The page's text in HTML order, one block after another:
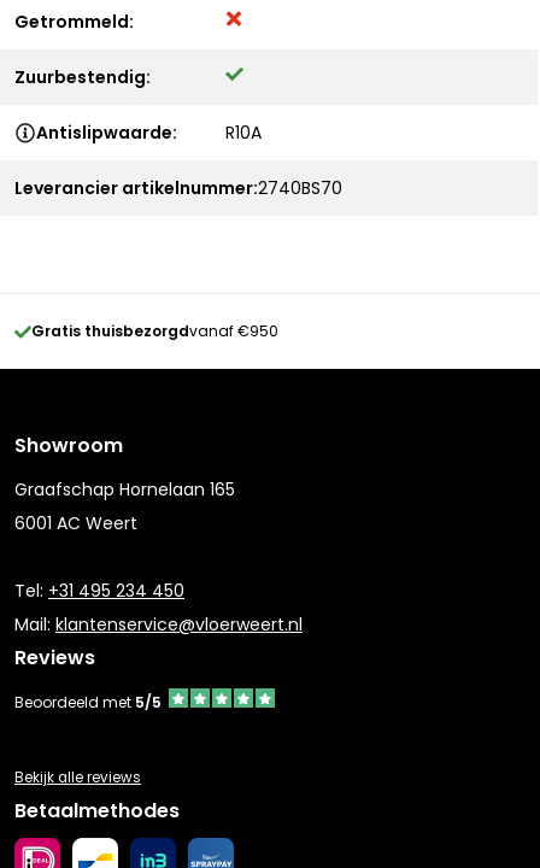
Getrommeld:
Zuurbestendig:
Antislipwaarde: R10A
Leverancier artikelnummer:2740BS70
Gratis thuisbezorgdvanaf €950
Showroom
Graafschap Hornelaan 165
6001 AC Weert
Tel: +31 495 234 450
Mail: klantenservice@vloerweert.nl
Reviews
Beoordeeld met 5/5
Bekijk alle reviews
Betaalmethodes